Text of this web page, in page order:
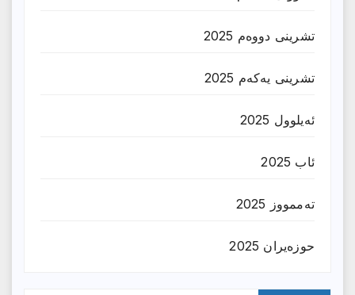
تشرینی دووەم 2025
تشرینی یەکەم 2025
ئەیلوول 2025
ئاب 2025
تەممووز 2025
حوزه‌یران 2025